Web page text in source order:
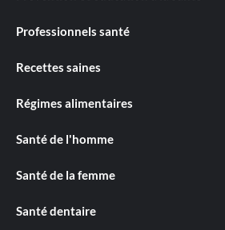
Professionnels santé
Recettes saines
Régimes alimentaires
Santé de l'homme
Santé de la femme
Santé dentaire